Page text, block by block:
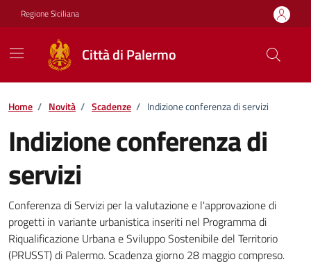
Vai ai contenuti
Vai al footer
Regione Siciliana
Città di Palermo
Home / Novità / Scadenze / Indizione conferenza di servizi
Indizione conferenza di
servizi
Dettagli della notizia
Conferenza di Servizi per la valutazione e l'approvazione di
progetti in variante urbanistica inseriti nel Programma di
Riqualificazione Urbana e Sviluppo Sostenibile del Territorio
(PRUSST) di Palermo. Scadenza giorno 28 maggio compreso.